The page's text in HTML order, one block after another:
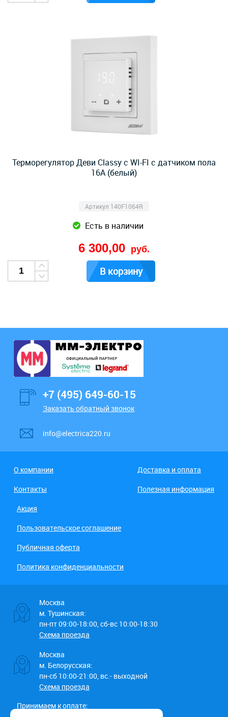
Терморегулятор Деви Classy с WI-FI с датчиком пола
16A (белый)
Артикул 140F1064R
Есть в наличии
6 300,00 руб.
В корзину
+7 (495) 649-60-15
Заказать обратный звонок
info@electrica220.ru
О компании
Доставка и оплата
Контакты
Полезная информация
Акция
Пользовательское соглашение
Публичная оферта
Политика конфиденциальности
Москва
м. Тушинская:
пн-пт 09:00-18:00, сб-вс 10:00-18:30
Схема проезда
Москва
м. Белорусская:
пн-сб 10:00-21:00, вс.- выходной
Схема проезда
Принимаем к оплате: